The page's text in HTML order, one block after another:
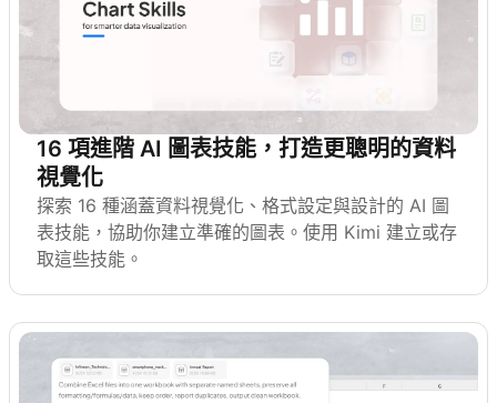
16 項進階 AI 圖表技能，打造更聰明的資料
視覺化
探索 16 種涵蓋資料視覺化、格式設定與設計的 AI 圖
表技能，協助你建立準確的圖表。使用 Kimi 建立或存
取這些技能。